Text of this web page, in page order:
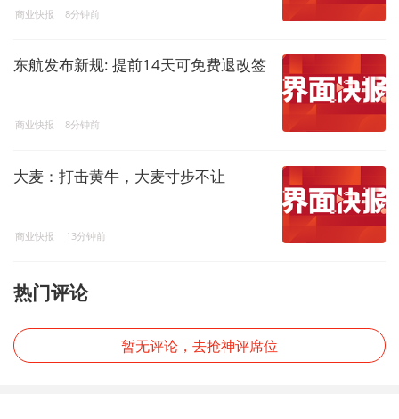
商业快报 8分钟前
东航发布新规: 提前14天可免费退改签
商业快报 8分钟前
大麦：打击黄牛，大麦寸步不让
商业快报 13分钟前
热门评论
暂无评论，去抢神评席位